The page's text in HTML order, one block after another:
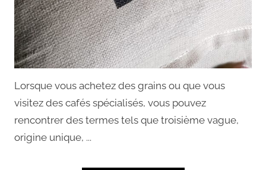
Lorsque vous achetez des grains ou que vous
visitez des cafés spécialisés, vous pouvez
rencontrer des termes tels que troisième vague,
origine unique, ...